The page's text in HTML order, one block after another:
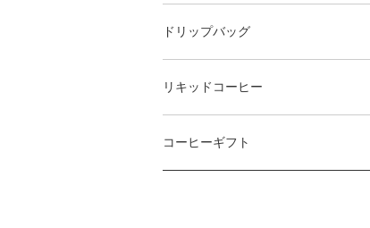
ドリップバッグ
リキッドコーヒー
コーヒーギフト